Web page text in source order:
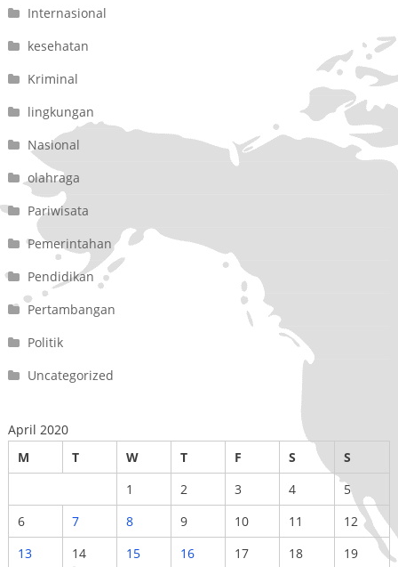
Internasional
kesehatan
Kriminal
lingkungan
Nasional
olahraga
Pariwisata
Pemerintahan
Pendidikan
Pertambangan
Politik
Uncategorized
April 2020
M
T W T F S
S
1
2 3 4
5
6
7 8 9 10 11
12
13
14 15 16 17 18 19